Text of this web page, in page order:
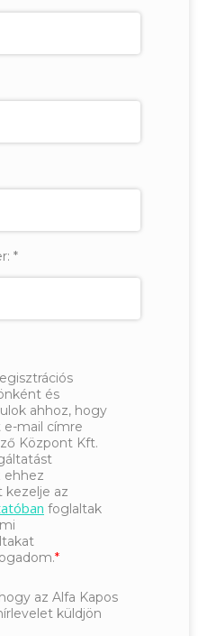
*
és
ahhoz, hogy
mail címre
Központ Kft.
ehhez
kezelje az
foglaltak
az Alfa Kapos
küldjön